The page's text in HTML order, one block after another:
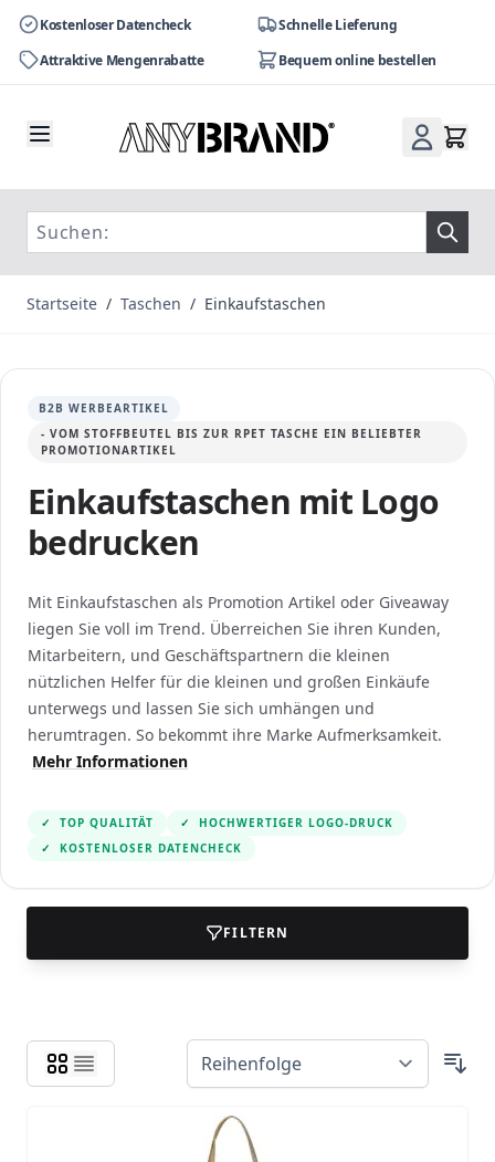
Kostenloser Datencheck
Schnelle Lieferung
Attraktive Mengenrabatte
Bequem online bestellen
Startseite / Taschen / Einkaufstaschen
B2B WERBEARTIKEL
- VOM STOFFBEUTEL BIS ZUR RPET TASCHE EIN BELIEBTER
PROMOTIONARTIKEL
Einkaufstaschen mit Logo
bedrucken
Mit Einkaufstaschen als Promotion Artikel oder Giveaway
liegen Sie voll im Trend. Überreichen Sie ihren Kunden,
Mitarbeitern, und Geschäftspartnern die kleinen
nützlichen Helfer für die kleinen und großen Einkäufe
unterwegs und lassen Sie sich umhängen und
herumtragen. So bekommt ihre Marke Aufmerksamkeit.
Mehr Informationen
✓ TOP QUALITÄT ✓
HOCHWERTIGER LOGO-DRUCK
✓
KOSTENLOSER DATENCHECK
FILTERN